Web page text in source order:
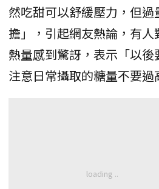
然吃甜可以舒緩壓力，但過
擔」，引起網友熱論，有
熱量感到驚訝，表示「以
注意日常攝取的糖量不要過